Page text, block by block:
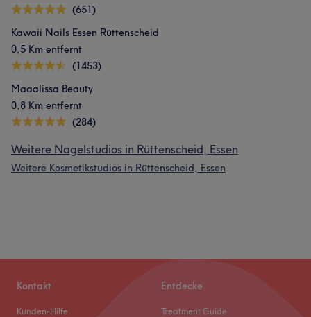
(651)
Kawaii Nails Essen Rüttenscheid
0,5 Km entfernt
(1453)
Maaalissa Beauty
0,8 Km entfernt
(284)
Weitere Nagelstudios in Rüttenscheid, Essen
Weitere Kosmetikstudios in Rüttenscheid, Essen
Kontakt
Kunden-Hilfe
Entdecke
Treatment Guide